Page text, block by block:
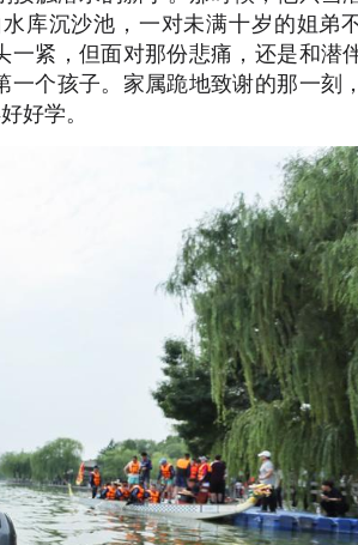
库沉沙池，一对未满十岁的姐弟
紧，但面对那份悲痛，还是和潜
个孩子。家属跪地致谢的那一刻
好学。